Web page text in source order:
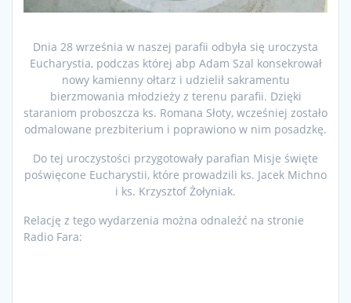
Dnia 28 września w naszej parafii odbyła się uroczysta
Eucharystia, podczas której abp Adam Szal konsekrował
nowy kamienny ołtarz i udzielił sakramentu
bierzmowania młodzieży z terenu parafii. Dzięki
staraniom proboszcza ks. Romana Słoty, wcześniej zostało
odmalowane prezbiterium i poprawiono w nim posadzkę.
Do tej uroczystości przygotowały parafian Misje święte
poświęcone Eucharystii, które prowadzili ks. Jacek Michno
i ks. Krzysztof Żołyniak.
Relację z tego wydarzenia można odnaleźć na stronie
Radio Fara: